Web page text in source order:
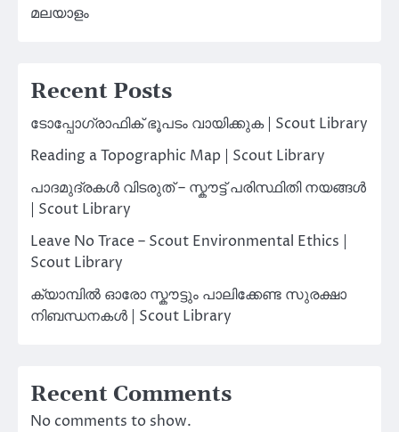
മലയാളം
Recent Posts
ടോപ്പോഗ്രാഫിക് ഭൂപടം വായിക്കുക | Scout Library
Reading a Topographic Map | Scout Library
പാദമുദ്രകൾ വിടരുത് – സ്കൗട്ട് പരിസ്ഥിതി നയങ്ങൾ
| Scout Library
Leave No Trace – Scout Environmental Ethics |
Scout Library
ക്യാമ്പിൽ ഓരോ സ്കൗട്ടും പാലിക്കേണ്ട സുരക്ഷാ
നിബന്ധനകൾ | Scout Library
Recent Comments
No comments to show.